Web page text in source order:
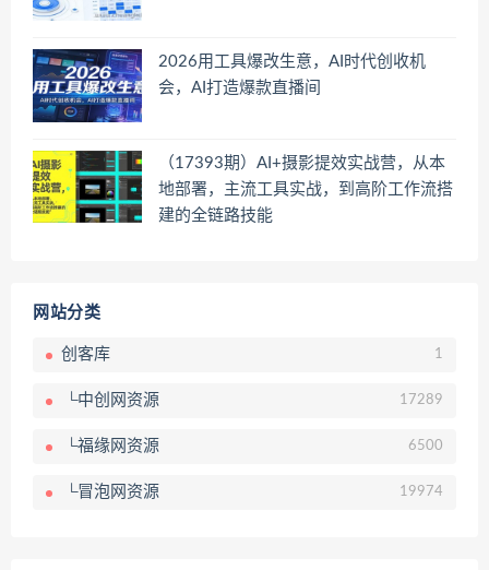
2026用工具爆改生意，AI时代创收机
会，AI打造爆款直播间
（17393期）AI+摄影提效实战营，从本
地部署，主流工具实战，到高阶工作流搭
建的全链路技能
网站分类
创客库 1
└中创网资源 17289
└福缘网资源 6500
└冒泡网资源 19974